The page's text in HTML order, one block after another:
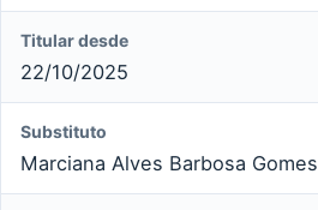
Titular desde
22/10/2025
Substituto
Marciana Alves Barbosa Gomes